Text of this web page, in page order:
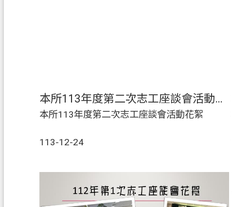
本所113年度第二次志工座談會活動花絮
113-12-24
本所113年度第二次志工座談會活動花絮